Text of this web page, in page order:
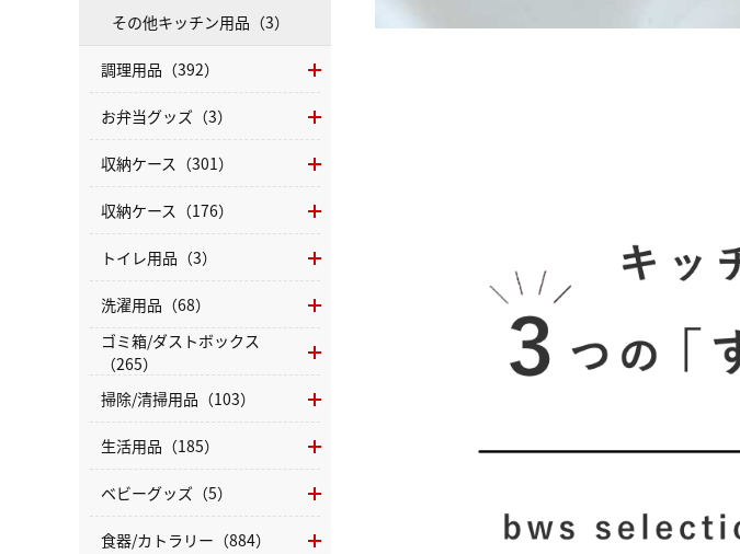
その他キッチン用品（3）
調理用品（392）
お弁当グッズ（3）
収納ケース（301）
収納ケース（176）
トイレ用品（3）
洗濯用品（68）
ゴミ箱/ダストボックス
（265）
掃除/清掃用品（103）
生活用品（185）
ベビーグッズ（5）
食器/カトラリー（884）